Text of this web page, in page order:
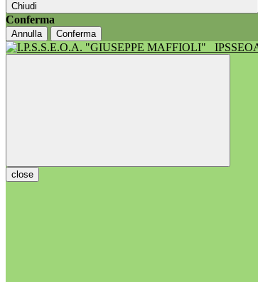
Chiudi
Conferma
Annulla Conferma
close